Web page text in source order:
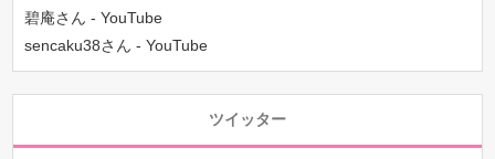
碧庵さん - YouTube
sencaku38さん - YouTube
ツイッター